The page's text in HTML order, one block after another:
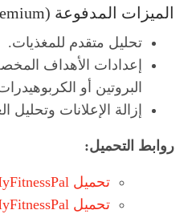
الميزات المدفوعة (MyFitnessPal Premium):
تحليل متقدم للمغذيات.
إعدادات الأهداف
البروتين أو
إزالة الإعلانات وتحليل
روابط التحميل:
تحميل MyFitnessPal من App Store
تحميل MyFitnessPal من Google Play